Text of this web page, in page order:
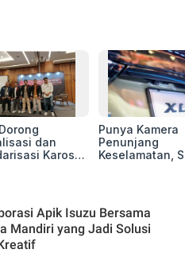
dan
Karoseri
Punya Kamera
Penunjang
Keselamatan,
Apik Isuzu Bersama
Mandiri yang Jadi Solusi